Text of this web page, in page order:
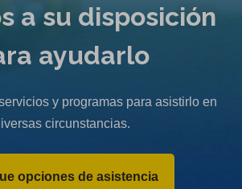
a su disposición
ayudarlo
y programas para asistirlo en
circunstancias.
opciones de asistencia